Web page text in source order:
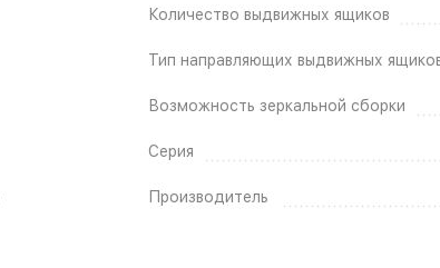
Количество выдвижных ящиков
Тип направляющих выдвижных
Возможность зеркальной сборки
Серия
Производитель